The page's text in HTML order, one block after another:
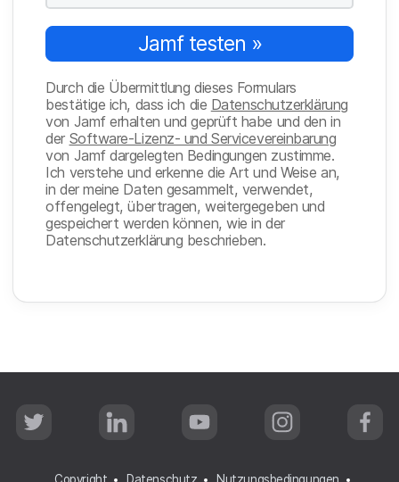
Jamf testen »
Durch die Übermittlung dieses Formulars
bestätige ich, dass ich die Datenschutzerklärung
von Jamf erhalten und geprüft habe und den in
der Software-Lizenz- und Servicevereinbarung
von Jamf dargelegten Bedingungen zustimme.
Ich verstehe und erkenne die Art und Weise an,
in der meine Daten gesammelt, verwendet,
offengelegt, übertragen, weitergegeben und
gespeichert werden können, wie in der
Datenschutzerklärung beschrieben.
T
w
L
i
e
Y
o
u
I
n
a
F
a